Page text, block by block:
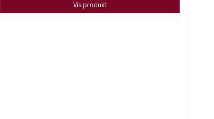
Vis produkt